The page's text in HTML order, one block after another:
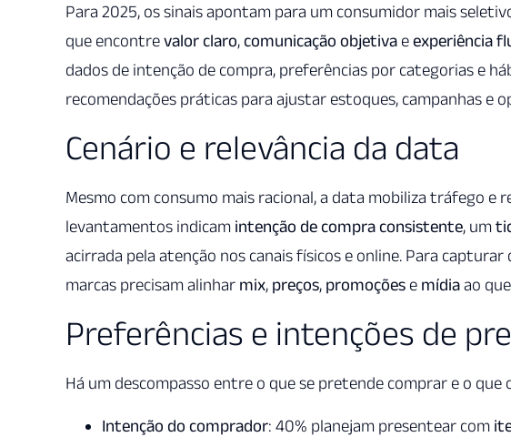
Para 2025, os sinais apontam para um consumidor mais
que encontrevalor claro,comunicação objetiva eexperiência
dados de intenção de compra, preferências por categorias e
recomendações práticas para ajustar estoques, campanhas e
Cenário e relevância da data
Mesmo com consumo mais racional, a data mobiliza tráfego e
levantamentos indicam intenção de compra consistente, um
acirrada pela atenção nos canais físicos e online. Para
marcas precisam alinhar mix, preços, promoções e mídiaao
Preferências e intenções de
Há um descompasso entre o que se pretende comprar e o que
Intenção do comprador: 40% planejam presentear com